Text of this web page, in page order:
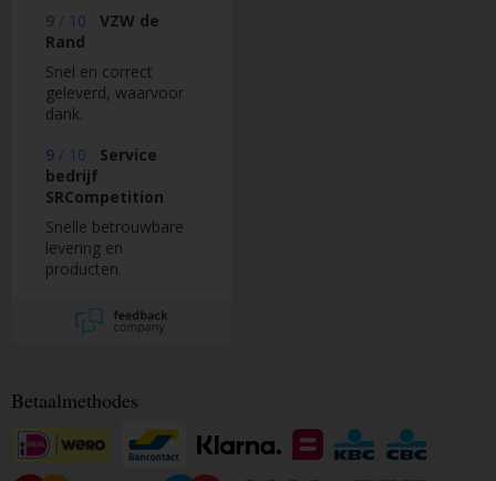
9 / 10
VZW de
Rand
Snel en correct
geleverd, waarvoor
dank.
9 / 10
Service
bedrijf
SRCompetition
Snelle betrouwbare
levering en
producten.
Betaalmethodes